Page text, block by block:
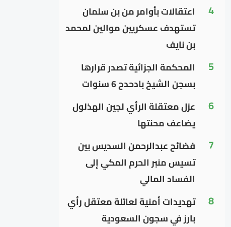
4
اعتقالات بأوامر من بن سلمان
تستهدف عسكريين موالين لمحمد
بن نايف
5
المحكمة الجزائية تصدر قرارها
بسجن الشيخ بادحدح 6 سنوات
6
عزل معتقلة الرأي لجين الهذلول
يضاعف محنتها
7
فضائح عبدالرحمن السديس بين
تسيس منبر الحرم المكي إلى
الفساد المالي
8
تهديدات أمنية لعائلة معتقل رأي
بارز في سجون السعودية